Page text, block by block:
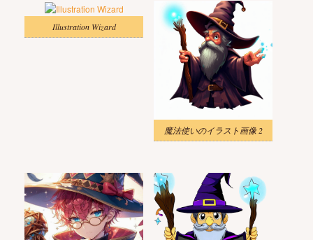
Illustration Wizard
魔法使いのイラスト画像 2